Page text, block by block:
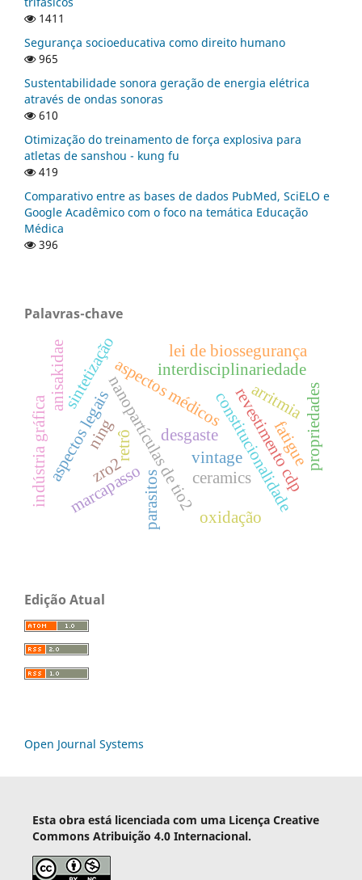
1411
Segurança socioeducativa como direito humano
965
Sustentabilidade sonora geração de energia elétrica
através de ondas sonoras
610
Otimização do treinamento de força explosiva para
atletas de sanshou - kung fu
419
Comparativo entre as bases de dados PubMed, SciELO e
Google Acadêmico com o foco na temática Educação
Médica
396
Palavras-chave
nanopartículas de tio2
ning constitucionalidade
aspectos legaisaspectos médicos
interdisciplinariedade
desgaste revestimento cdp
vintage
retrô
arritmia
indústria gráfica
sintetização
anisakidae
parasitos
lei de biossegurança
marcapasso
propriedades
ceramics
zro2
fatigue
oxidação
Edição Atual
Open Journal Systems
Esta obra está licenciada com uma Licença Creative
Commons Atribuição 4.0 Internacional.